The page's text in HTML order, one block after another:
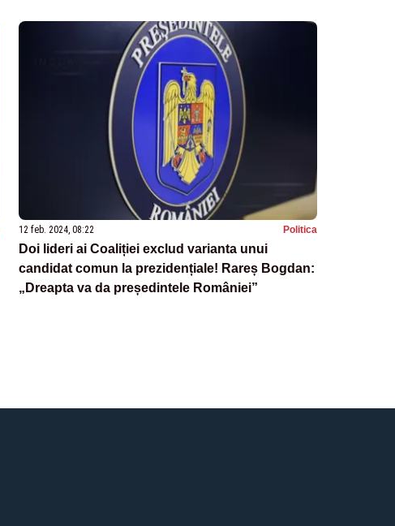
12 feb. 2024, 08:22 Politica
Doi lideri ai Coaliției exclud varianta unui
candidat comun la prezidențiale! Rareș Bogdan:
„Dreapta va da președintele României”